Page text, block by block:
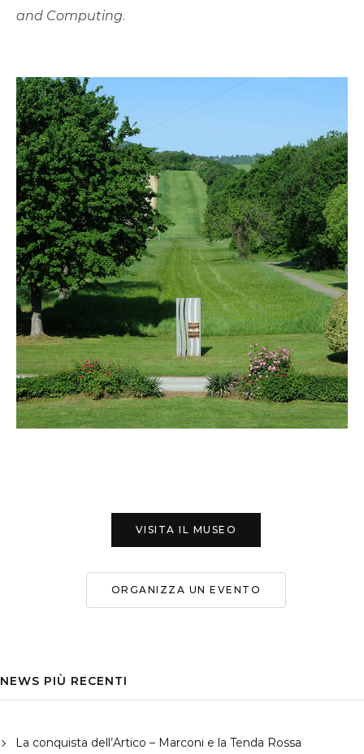
and Computing.
VISITA IL MUSEO
ORGANIZZA UN EVENTO
NEWS PIÙ RECENTI
La conquista dell’Artico – Marconi e la Tenda Rossa